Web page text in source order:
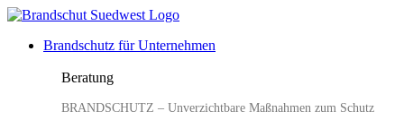
Zum
springenBrandschutz für Unternehmen
Beratung
BRANDSCHUTZ – Unverzichtbare Maßnahmen zum Schutz